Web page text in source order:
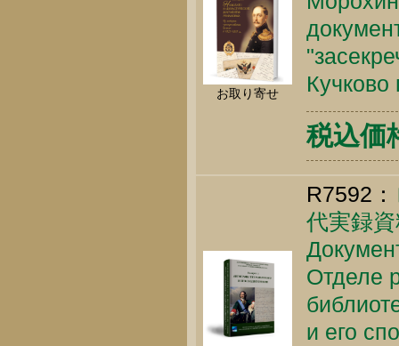
お取り寄せ
税込価
R7592：
代実録
Отделе
и его